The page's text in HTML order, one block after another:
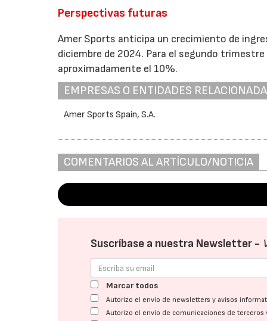
Perspectivas futuras
Amer Sports anticipa un crecimiento de
diciembre de 2024. Para el segundo
aproximadamente el 10%.
EMPRESAS O ENTIDADES
Amer Sports Spain, S.A.
COMENTARIOS AL ARTÍCULO/NOTICIA
Suscríbase a nuestra Newsletter -
Marcar todos
Autorizo el envío de newsletters y avisos
Autorizo el envío de comunicaciones de